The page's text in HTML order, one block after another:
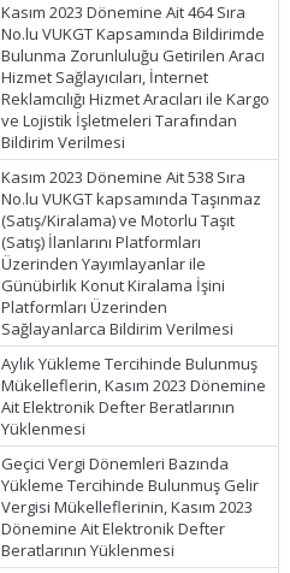
Kasım 2023 Dönemine Ait 464 Sıra
No.lu VUKGT Kapsamında Bildirimde
Bulunma Zorunluluğu Getirilen Aracı
Hizmet Sağlayıcıları, İnternet
Reklamcılığı Hizmet Aracıları ile Kargo
ve Lojistik İşletmeleri Tarafından
Bildirim Verilmesi
Kasım 2023 Dönemine Ait 538 Sıra
No.lu VUKGT kapsamında Taşınmaz
(Satış/Kiralama) ve Motorlu Taşıt
(Satış) İlanlarını Platformları
Üzerinden Yayımlayanlar ile
Günübirlik Konut Kiralama İşini
Platformları Üzerinden
Sağlayanlarca Bildirim Verilmesi
Aylık Yükleme Tercihinde Bulunmuş
Mükelleflerin, Kasım 2023 Dönemine
Ait Elektronik Defter Beratlarının
Yüklenmesi
Geçici Vergi Dönemleri Bazında
Yükleme Tercihinde Bulunmuş Gelir
Vergisi Mükelleflerinin, Kasım 2023
Dönemine Ait Elektronik Defter
Beratlarının Yüklenmesi